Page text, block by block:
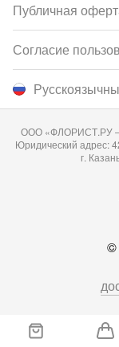
Публичная
Согласие
ООО «ФЛОРИСТ.РУ –
Юридический адрес:
г.
©